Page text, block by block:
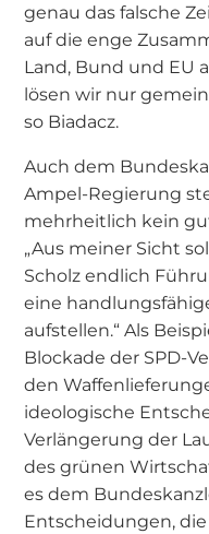
genau das falsche
auf die enge
Land, Bund und EU
lösen wir nur
so Biadacz.
Auch dem
Ampel-Regierung
mehrheitlich kein
„Aus meiner Sicht
Scholz endlich
eine
aufstellen.“ Als
Blockade der SPD-
den
ideologische
Verlängerung der
des grünen
es dem
Entscheidungen,